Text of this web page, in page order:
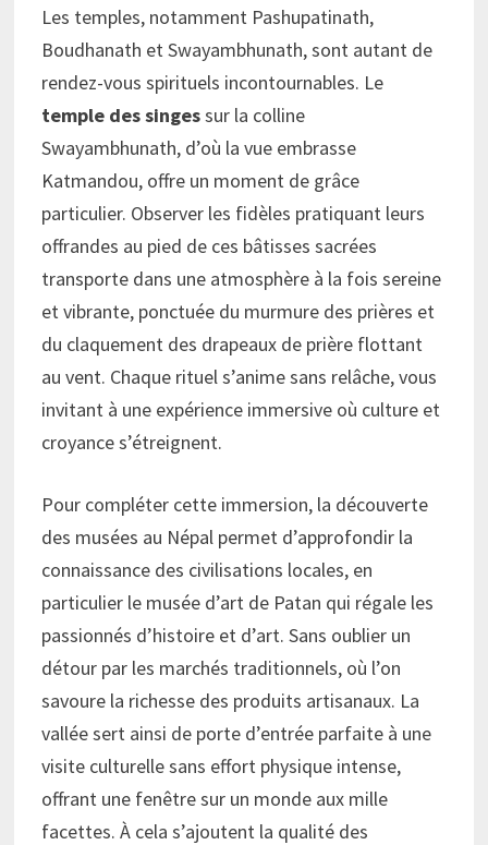
Les temples, notamment Pashupatinath,
Boudhanath et Swayambhunath, sont autant de
rendez-vous spirituels incontournables. Le
temple des singessur la colline
Swayambhunath, d’où la vue embrasse
Katmandou, offre un moment de grâce
particulier. Observer les fidèles pratiquant leurs
offrandes au pied de ces bâtisses sacrées
transporte dans une atmosphère à la fois sereine
et vibrante, ponctuée du murmure des prières et
du claquement des drapeaux de prière flottant
au vent. Chaque rituel s’anime sans relâche, vous
invitant à une expérience immersive où culture et
croyance s’étreignent.
Pour compléter cette immersion, la découverte
des musées au Népal permet d’approfondir la
connaissance des civilisations locales, en
particulier le musée d’art de Patan qui régale les
passionnés d’histoire et d’art. Sans oublier un
détour par les marchés traditionnels, où l’on
savoure la richesse des produits artisanaux. La
vallée sert ainsi de porte d’entrée parfaite à une
visite culturelle sans effort physique intense,
offrant une fenêtre sur un monde aux mille
facettes. À cela s’ajoutent la qualité des